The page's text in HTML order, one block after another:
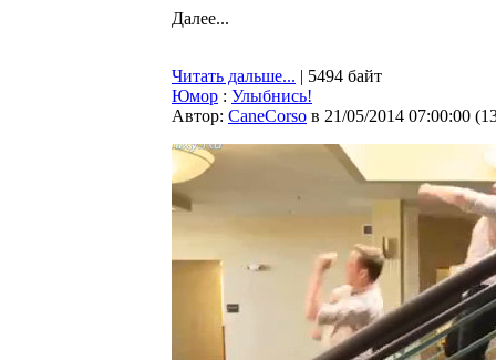
Далее...
Читать дальше... | 5494 байт
Юмор : Улыбнись!
Автор: CaneCorso в 21/05/2014 07:00:00 (